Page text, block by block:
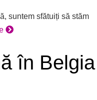
suntem sfătuiți să stăm
în Belgia